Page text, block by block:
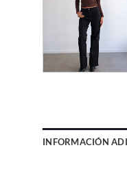
INFORMACIÓN